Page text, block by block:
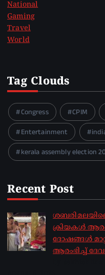
National
Gaming
Travel
World
Tag Clouds
Congress CPIM
Entertainment
kerala assembly election
Recent Post
ക്രിയകൾ
ദോഷങ്ങൾ
ആരംഭിച്ച്